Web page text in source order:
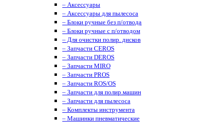
– Аксессуары
– Аксессуары для пылесоса
– Блоки ручные без п/отвода
– Блоки ручные с п/отводом
– Для очистки полир. дисков
– Запчасти CEROS
– Запчасти DEROS
– Запчасти MIRO
– Запчасти PROS
– Запчасти ROS/OS
– Запчасти для полир.машин
– Запчасти для пылесоса
– Комплекты инструмента
– Машинки пневматические